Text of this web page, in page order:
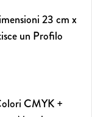
23 cm x
un Profilo
CMYK +